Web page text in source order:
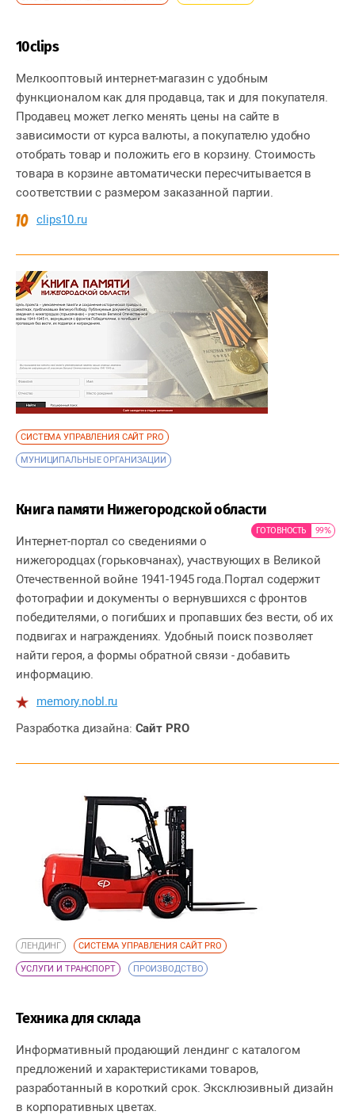
10clips
Мелкооптовый интернет-магазин с удобным
функционалом как для продавца, так и для покупателя.
Продавец может легко менять цены на сайте в
зависимости от курса валюты, а покупателю удобно
отобрать товар и положить его в корзину. Стоимость
товара в корзине автоматически пересчитывается в
соответствии с размером заказанной партии.
clips10.ru
СИСТЕМА УПРАВЛЕНИЯ САЙТ PRO
МУНИЦИПАЛЬНЫЕ ОРГАНИЗАЦИИ
Книга памяти Нижегородской области
ГОТОВНОСТЬ 99%
Интернет-портал со сведениями о
нижегородцах (горьковчанах), участвующих в Великой
Отечественной войне 1941-1945 года.Портал содержит
фотографии и документы о вернувшихся с фронтов
победителями, о погибших и пропавших без вести, об их
подвигах и награждениях. Удобный поиск позволяет
найти героя, а формы обратной связи - добавить
информацию.
memory.nobl.ru
Разработка дизайна: Сайт PRO
ЛЕНДИНГ СИСТЕМА УПРАВЛЕНИЯ САЙТ PRO
УСЛУГИ И ТРАНСПОРТ ПРОИЗВОДСТВО
Техника для склада
Информативный продающий лендинг с каталогом
предложений и характеристиками товаров,
разработанный в короткий срок. Эксклюзивный дизайн
в корпоративных цветах.